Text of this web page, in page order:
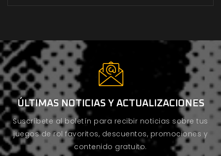
ÚLTIMAS NOTICIAS Y ACTUALIZACIONES
Suscríbete al boletín para recibir noticias sobre tus
juegos de rol favoritos, descuentos, promociones y
contenido gratuito.